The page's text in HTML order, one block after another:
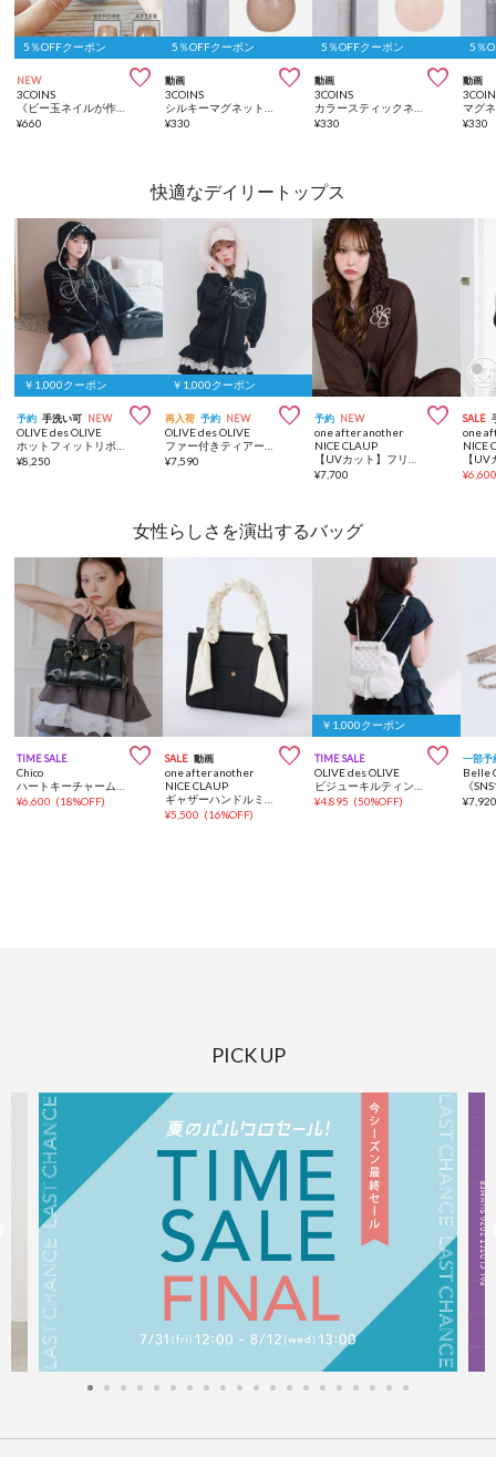
5％OFFクーポン
NEW 
3COINS
¥660
5％OFFクーポン
動画 
3COINS
¥330
5％OFFクーポン
動画 
3COINS
¥330
5％
動画
¥330
快適なデイリートップス
￥1,000クーポン
予約 手洗い可 NEW 
OLIVE des OLIVE
ホットフィットリボンBigパーカー
¥8,250
￥1,000クーポン
再入荷 予約 NEW 
OLIVE des OLIVE
ファー付きティアードパーカー
¥7,590
予約 NEW 
one after another
NICE CLAUP
【UVカット】フリルフードキラキラショートパーカー/セットアップ可能
¥7,700
SALE
one
NICE
¥
女性らしさを演出するバッグ
TIME SALE 
Chico
¥6,600 (18%OFF)
SALE 動画 
one after another
NICE CLAUP
¥5,500 (16%OFF)
￥1,000クーポン
TIME SALE 
OLIVE des OLIVE
¥4,895 (50%OFF)
一部予
Belle
¥
PICK UP